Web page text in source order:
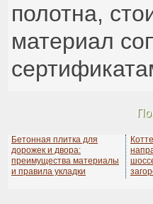
полотна,
материал
Бетонная плитка для
дорожек и двора:
преимущества материалы
и правила укладки